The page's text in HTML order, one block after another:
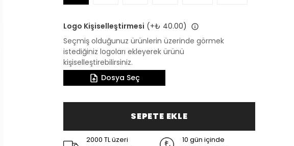
Logo Kişiselleştirmesi (+₺ 40.00)
Seçmiş olduğunuz ürünlerin üzerinde görmek
istediğiniz logoları ekleyerek ürünü
kişiselleştirebilirsiniz.
Dosya Seç
SEPETE EKLE
2000 TL üzeri
10 gün içinde